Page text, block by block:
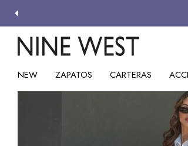
NEW ZAPATOS CARTERAS